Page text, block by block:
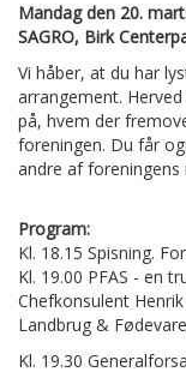
Mandag den 20.
SAGRO, Birk
Vi håber, at du har
arrangement.
på, hvem der
foreningen. Du får
andre af foreningens
Program:
Kl. 18.15 Spisning.
Kl. 19.00 PFAS - en
Chefkonsulent
Landbrug &
Kl. 19.30